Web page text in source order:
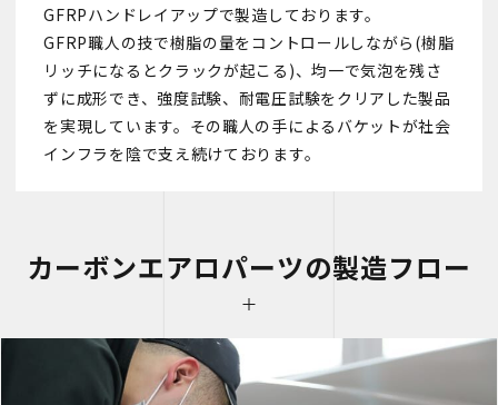
GFRPハンドレイアップで製造しております。
GFRP職人の技で樹脂の量をコントロールしながら(樹脂
リッチになるとクラックが起こる)、均一で気泡を残さ
ずに成形でき、強度試験、耐電圧試験をクリアした製品
を実現しています。その職人の手によるバケットが社会
インフラを陰で支え続けております。
カーボンエアロパーツの製造フロー